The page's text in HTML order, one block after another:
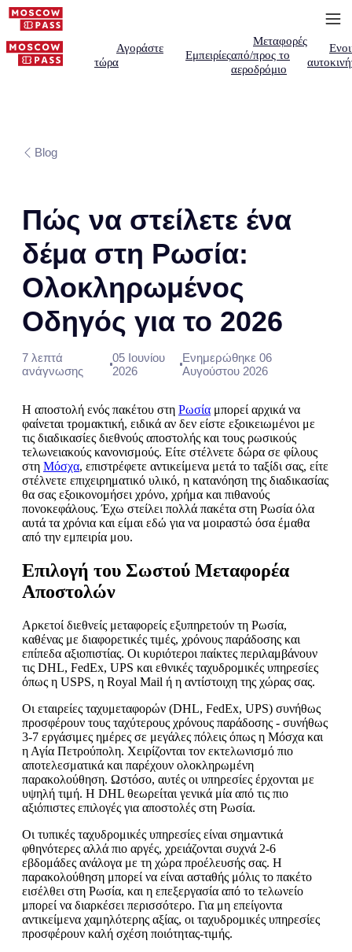
Αγοράστε
τώρα
Εμπειρίες
Μεταφορές
από/προς το
αεροδρόμιο
Blog
Πώς να στείλετε ένα
δέμα στη Ρωσία:
Ολοκληρωμένος
Οδηγός για το 2026
7 λεπτά
ανάγνωσης
05 Ιουνίου
2026
Ενημερώθηκε 06
Αυγούστου 2026
Η αποστολή ενός πακέτου στη Ρωσία μπορεί αρχικά να
φαίνεται τρομακτική, ειδικά αν δεν είστε εξοικειωμένοι με
τις διαδικασίες διεθνούς αποστολής και τους ρωσικούς
τελωνειακούς κανονισμούς. Είτε στέλνετε δώρα σε φίλους
στη Μόσχα, επιστρέφετε αντικείμενα μετά το ταξίδι σας, είτε
στέλνετε επιχειρηματικό υλικό, η κατανόηση της διαδικασίας
θα σας εξοικονομήσει χρόνο, χρήμα και πιθανούς
πονοκεφάλους. Έχω στείλει πολλά πακέτα στη Ρωσία όλα
αυτά τα χρόνια και είμαι εδώ για να μοιραστώ όσα έμαθα
από την εμπειρία μου.
Επιλογή του Σωστού Μεταφορέα
Αποστολών
Αρκετοί διεθνείς μεταφορείς εξυπηρετούν τη Ρωσία,
καθένας με διαφορετικές τιμές, χρόνους παράδοσης και
επίπεδα αξιοπιστίας. Οι κυριότεροι παίκτες περιλαμβάνουν
τις DHL, FedEx, UPS και εθνικές ταχυδρομικές υπηρεσίες
όπως η USPS, η Royal Mail ή η αντίστοιχη της χώρας σας.
Οι εταιρείες ταχυμεταφορών (DHL, FedEx, UPS) συνήθως
προσφέρουν τους ταχύτερους χρόνους παράδοσης - συνήθως
3-7 εργάσιμες ημέρες σε μεγάλες πόλεις όπως η Μόσχα και
η Αγία Πετρούπολη. Χειρίζονται τον εκτελωνισμό πιο
αποτελεσματικά και παρέχουν ολοκληρωμένη
παρακολούθηση. Ωστόσο, αυτές οι υπηρεσίες έρχονται με
υψηλή τιμή. Η DHL θεωρείται γενικά μία από τις πιο
αξιόπιστες επιλογές για αποστολές στη Ρωσία.
Οι τυπικές ταχυδρομικές υπηρεσίες είναι σημαντικά
φθηνότερες αλλά πιο αργές, χρειάζονται συχνά 2-6
εβδομάδες ανάλογα με τη χώρα προέλευσής σας. Η
παρακολούθηση μπορεί να είναι ασταθής μόλις το πακέτο
εισέλθει στη Ρωσία, και η επεξεργασία από το τελωνείο
μπορεί να διαρκέσει περισσότερο. Για μη επείγοντα
αντικείμενα χαμηλότερης αξίας, οι ταχυδρομικές υπηρεσίες
προσφέρουν καλή σχέση ποιότητας-τιμής.